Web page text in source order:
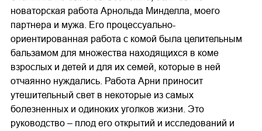
новаторская работа Арнольда Минделла, моего
партнера и мужа. Его процессуально-
ориентированная работа с комой была целительным
бальзамом для множества находящихся в коме
взрослых и детей и для их семей, которые в ней
отчаянно нуждались. Работа Арни приносит
утешительный свет в некоторые из самых
болезненных и одиноких уголков жизни. Это
руководство – плод его открытий и исследований и